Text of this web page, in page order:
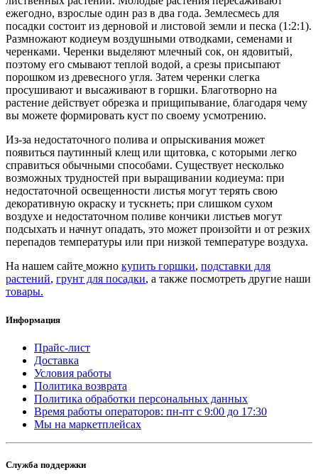
ежегодно, взрослые один раз в два года. Землесмесь для
посадки состоит из дерновой и листовой земли и песка (1:2:1).
Размножают кодиеум воздушными отводками, семенами и
черенками. Черенки выделяют млечный сок, он ядовитый,
поэтому его смывают теплой водой, а срезы присыпают
порошком из древесного угля. Затем черенки слегка
просушивают и высаживают в горшки. Благотворно на
растение действует обрезка и прищипывание, благодаря чему
вы можете формировать куст по своему усмотрению.
Из-за недостаточного полива и опрыскивания может
появиться паутинный клещ или щитовка, с которыми легко
справиться обычными способами. Существует несколько
возможных трудностей при выращивании кодиеума: при
недостаточной освещенности листья могут терять свою
декоративную окраску и тускнеть; при слишком сухом
воздухе и недостаточном поливе кончики листьев могут
подсыхать и начнут опадать, это может произойти и от резких
перепадов температуры или при низкой температуре воздуха.
На нашем сайте можно купить горшки, подставки для
растений, грунт для посадки, а также посмотреть другие наши
товары.
Информация
Прайс-лист
Доставка
Условия работы
Политика возврата
Политика обработки персональных данных
Время работы операторов: пн-пт с 9:00 до 17:30
Мы на маркетплейсах
Служба поддержки